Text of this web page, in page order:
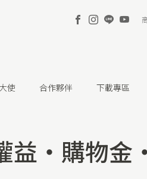
使 合作夥伴 下載專區
益・購物金